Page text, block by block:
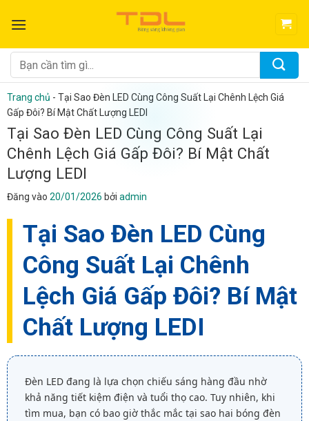
qua
dung
Tìm
kiếm:
Trang chủ - Tại Sao Đèn LED Cùng Công Suất Lại Chênh Lệch Giá
Gấp Đôi? Bí Mật Chất Lượng LEDI
Tại Sao Đèn LED Cùng Công Suất Lại
Chênh Lệch Giá Gấp Đôi? Bí Mật Chất
Lượng LEDI
Đăng vào 20/01/2026 bởi admin
Tại Sao Đèn LED Cùng
Công Suất Lại Chênh
Lệch Giá Gấp Đôi? Bí Mật
Chất Lượng LEDI
Đèn LED đang là lựa chọn chiếu sáng hàng đầu nhờ
khả năng tiết kiệm điện và tuổi thọ cao. Tuy nhiên, khi
tìm mua, bạn có bao giờ thắc mắc tại sao hai bóng đèn